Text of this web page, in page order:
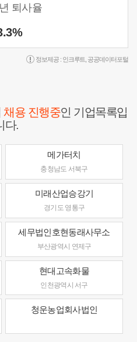
퇴사율
정보제공 : 인크루트 공공데이터포털
채용 진행중인 기업목록입
다.
메가터치
충청남도 서북구
미래산업승강기
경기도 영통구
세무법인호현동래사무소
부산광역시 연제구
현대고속화물
인천광역시 서구
청운농업회사법인